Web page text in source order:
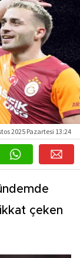
2025 Pazartesi 13:24
çeken